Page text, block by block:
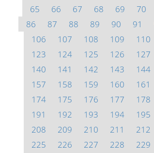
65
66 67 68 69 70
86
87 88 89 90 91
106
107 108 109 110
123
124 125 126 127
140
141 142 143 144
157
158 159 160 161
174
175 176 177 178
191
192 193 194 195
208
209 210 211 212
225
226 227 228 229